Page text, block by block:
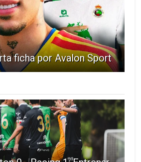
ficha por Avalon Sport